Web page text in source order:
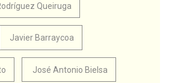
Queiruga
Javier Barraycoa
José Antonio Bielsa